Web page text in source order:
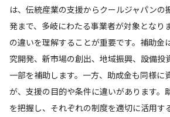
は、伝統産業の支援からクールジャパン
発まで、多岐にわたる事業者が対象となり
の違いを理解することが重要です。補助金
究開発、新市場の創出、地域振興、設備投
一部を補助します。一方、助成金も同様に
が、支援の目的や条件に違いがあります。
を把握し、それぞれの制度を適切に活用す